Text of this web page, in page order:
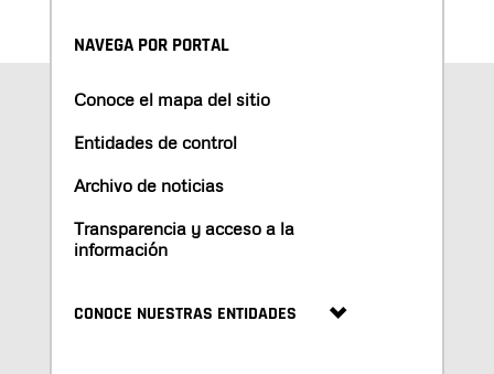
NAVEGA POR PORTAL
Conoce el mapa del sitio
Entidades de control
Archivo de noticias
Transparencia y acceso a la
información
CONOCE NUESTRAS ENTIDADES